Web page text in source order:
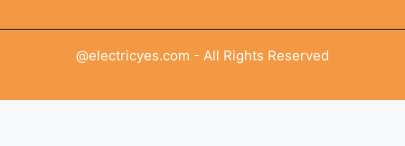
@electricyes.com - All Rights Reserved